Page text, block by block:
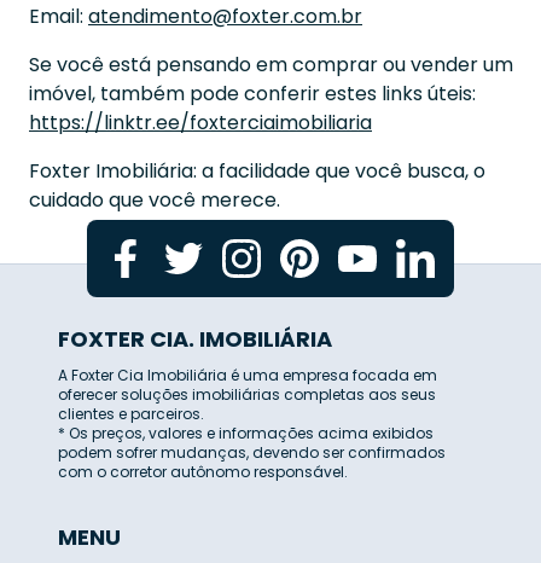
Email: atendimento@foxter.com.br
Se você está pensando em comprar ou vender um
imóvel, também pode conferir estes links úteis:
https://linktr.ee/foxterciaimobiliaria
Foxter Imobiliária: a facilidade que você busca, o
cuidado que você merece.
FOXTER CIA. IMOBILIÁRIA
A Foxter Cia Imobiliária é uma empresa focada em
oferecer soluções imobiliárias completas aos seus
clientes e parceiros.
* Os preços, valores e informações acima exibidos
podem sofrer mudanças, devendo ser confirmados
com o corretor autônomo responsável.
MENU